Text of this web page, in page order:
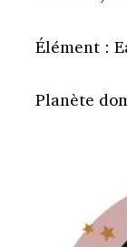
Élément :
Planète